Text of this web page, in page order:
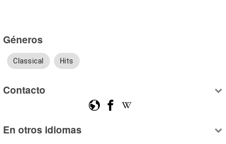
Géneros
Classical Hits
Contacto
En otros idiomas